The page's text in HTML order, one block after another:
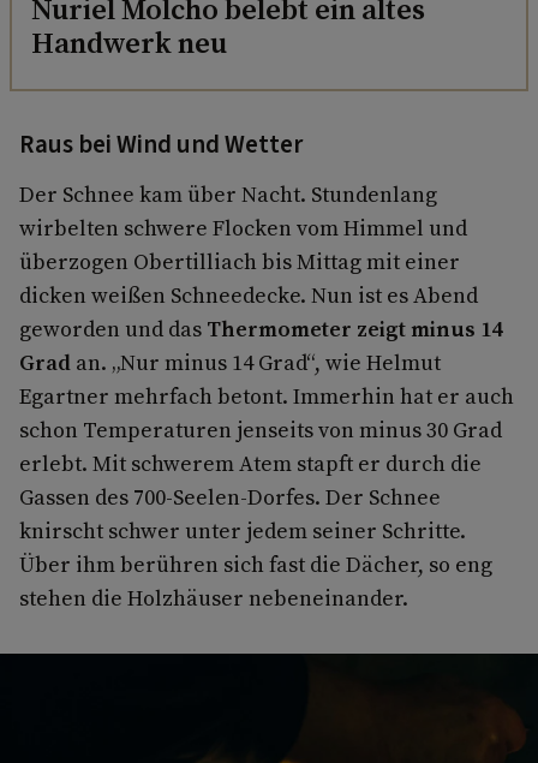
Nuriel Molcho belebt ein altes
Handwerk neu
Raus bei Wind und Wetter
Der Schnee kam über Nacht. Stundenlang
wirbelten schwere Flocken vom Himmel und
überzogen Obertilliach bis Mittag mit einer
dicken weißen Schneedecke. Nun ist es Abend
geworden und das Thermometer zeigt minus 14
Grad an. „Nur minus 14 Grad“, wie Helmut
Egartner mehrfach betont. Immerhin hat er auch
schon Temperaturen jenseits von minus 30 Grad
erlebt. Mit schwerem Atem stapft er durch die
Gassen des 700-Seelen-Dorfes. Der Schnee
knirscht schwer unter jedem seiner Schritte.
Über ihm berühren sich fast die Dächer, so eng
stehen die Holzhäuser nebeneinander.